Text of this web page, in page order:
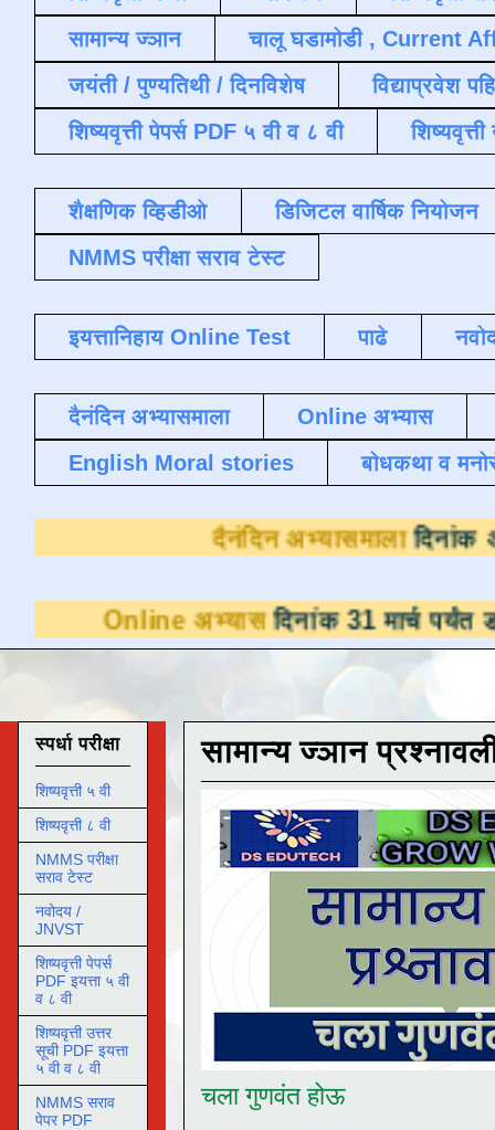
सामान्य ज्ञान
चालू घडामोडी , Current
जयंती / पुण्यतिथी / दिनविशेष
विद्याप्रवेश
शिष्यवृत्ती पेपर्स PDF ५ वी व ८ वी
शैक्षणिक व्हिडीओ
डिजिटल वार्षिक नियोजन
NMMS परीक्षा सराव टेस्ट
इयत्तानिहाय Online Test पाढे
दैनंदिन अभ्यासमाला
Online अभ्यास
English Moral stories
बोधकथा व
दैनंदिन
अभ्यासदिनांक 31 मार्च पर्यंत
सामान्य ज्ञान
चला गुणवंत होऊ
स्पर्धा परीक्षा
शिष्यवृत्ती ५ वी
शिष्यवृत्ती ८ वी
NMMS परीक्षा
सराव टेस्ट
नवोदय /
JNVST
शिष्यवृत्ती पेपर्स
PDF इयत्ता ५ वी
व ८ वी
शिष्यवृत्ती उत्तर
सूची PDF इयत्ता
५ वी व ८ वी
NMMS सराव
पेपर PDF